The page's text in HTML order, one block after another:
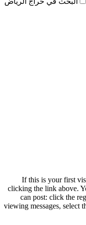
If this is your first
clicking the link above.
can post: click the
viewing messages, select